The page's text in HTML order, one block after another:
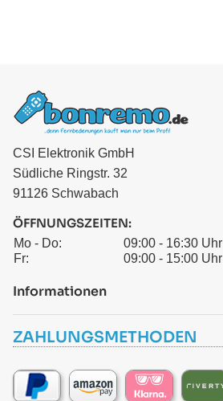
CSI Elektronik GmbH
Südliche Ringstr. 32
91126 Schwabach
ÖFFNUNGSZEITEN:
Mo - Do:
09:00 - 16:30 Uhr
Fr:
09:00 - 15:00 Uhr
Informationen
ZAHLUNGSMETHODEN